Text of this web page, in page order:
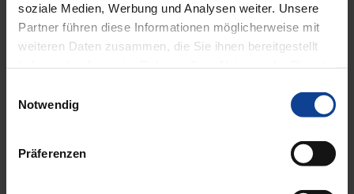
soziale Medien, Werbung und Analysen weiter. Unsere
Partner führen diese Informationen möglicherweise mit
weiteren Daten zusammen, die Sie ihnen bereitgestellt
Notwendig
Präferenzen